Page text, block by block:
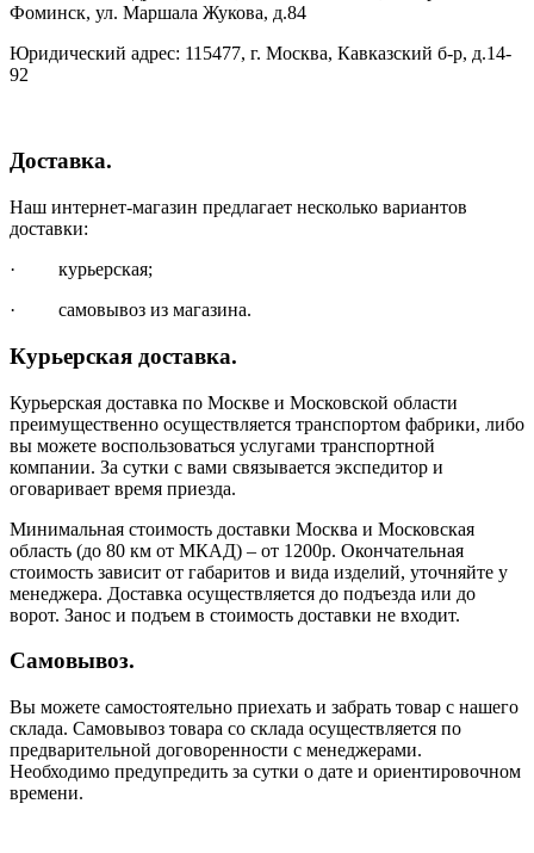
Фоминск, ул. Маршала Жукова, д.84
Юридический адрес: 115477, г. Москва, Кавказский б-р, д.14-
92
Доставка.
Наш интернет-магазин предлагает несколько вариантов
доставки:
· курьерская;
· самовывоз из магазина.
Курьерская доставка.
Курьерская доставка по Москве и Московской области
преимущественно осуществляется транспортом фабрики, либо
вы можете воспользоваться услугами транспортной
компании. За сутки с вами связывается экспедитор и
оговаривает время приезда.
Минимальная стоимость доставки Москва и Московская
область (до 80 км от МКАД) – от 1200р. Окончательная
стоимость зависит от габаритов и вида изделий, уточняйте у
менеджера. Доставка осуществляется до подъезда или до
ворот. Занос и подъем в стоимость доставки не входит.
Самовывоз.
Вы можете самостоятельно приехать и забрать товар с нашего
склада. Самовывоз товара со склада осуществляется по
предварительной договоренности с менеджерами.
Необходимо предупредить за сутки о дате и ориентировочном
времени.